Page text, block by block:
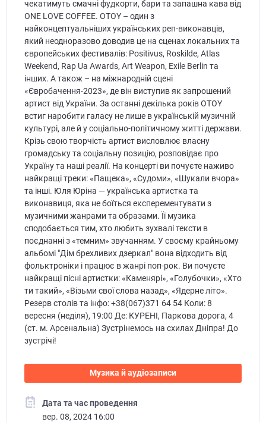
чекатимуть смачні фудкорти, бари та запашна кава від
ONE LOVE COFFEE. OTOY – один з
найконцептуальніших українських реп-виконавців,
який неодноразово доводив це на сценах локальних та
європейських фестивалів: Positivus, Roskilde, Atlas
Weekend, Rap Ua Awards, Art Weapon, Exile Berlin та
інших. А також – на міжнародній сцені
«Євробачення-2023», де він виступив як запрошений
артист від України. За останні декілька років OTOY
встиг наробити галасу не лише в українській музичній
культурі, але й у соціально-політичному житті держави.
Крізь свою творчість артист висловлює власну
громадську та соціальну позицію, розповідає про
Україну та наші реалії. На концерті ви почуєте наживо
найкращі треки: «Пащека», «Судоми», «Шукали вчора»
та інші. Юля Юріна — українська артистка та
виконавиця, яка не боїться експерементувати з
музичними жанрами та образами. Її музика
сподобається тим, хто любить зухвалі тексти в
поєднанні з «темним» звучанням. У своєму крайньому
альбомі "Дім брехливих дзеркал" вона відходить від
фольктроніки і працює в жанрі поп-рок. Ви почуєте
найкращі пісні артистки: «Каменярі», «Голубочки», «Хто
ти такий», «Візьми свої слова назад», «Ядерне літо».
Резерв столів та інфо: +38(067)371 64 54 Коли: 8
вересня (неділя), 19:00 Де: КУРЕНІ, Паркова дорога, 4
(ст. м. Арсенальна) Зустрінемось на схилах Дніпра! До
зустрічі!
Музика й аудіозаписи
Дата та час проведення
вер. 08, 2024 16:00